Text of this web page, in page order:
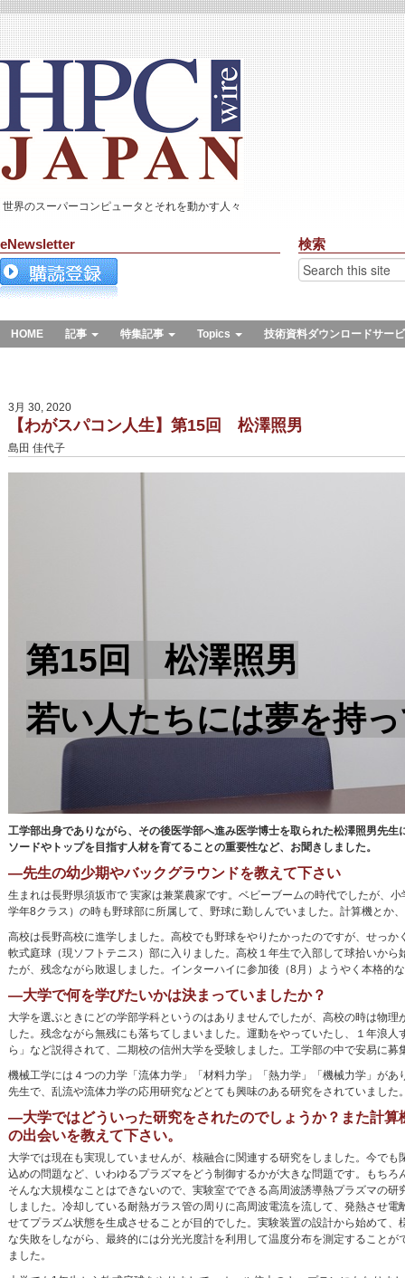
世界のスーパーコンピュータとそれを動かす人々
eNewsletter 検索
HOME 記事 特集記事 Topics 技術資料ダウンロードサー
3月 30, 2020
【わがスパコン人生】第15回 松澤照男
島田 佳代子
第15回 松澤照男
若い人たちには夢を持
工学部出身でありながら、その後医学部へ進み医学博士を取られた松澤照男先
ソードやトップを目指す人材を育てることの重要性など、お聞きしました。
―先生の幼少期やバックグラウンドを教えて下さい
生まれは長野県須坂市で 実家は兼業農家です。ベビーブームの時代でしたが、
学年8クラス）の時も野球部に所属して、野球に勤しんでいました。計算機とか
高校は長野高校に進学しました。高校でも野球をやりたかったのですが、せっ
軟式庭球（現ソフトテニス）部に入りました。高校１年生で入部して球拾いか
たが、残念ながら敗退しました。インターハイに参加後（8月）ようやく本格的
―大学で何を学びたいかは決まっていましたか？
大学を選ぶときにどの学部学科というのはありませんでしたが、高校の時は物
した。残念ながら無残にも落ちてしまいました。運動をやっていたし、１年浪
ら」など説得されて、二期校の信州大学を受験しました。工学部の中で安易に
機械工学には４つの力学「流体力学」「材料力学」「熱力学」「機械力学」が
先生で、乱流や流体力学の応用研究などとても興味のある研究をされていまし
―大学ではどういった研究をされたのでしょうか？また計算
の出会いを教えて下さい。
大学では現在も実現していませんが、核融合に関連する研究をしました。今でも
込めの問題など、いわゆるプラズマをどう制御するかが大きな問題です。もちろ
そんな大規模なことはできないので、実験室でできる高周波誘導熱プラズマの研
しました。冷却している耐熱ガラス管の周りに高周波電流を流して、発熱させ電
せてプラズム状態を生成させることが目的でした。実験装置の設計から始めて、
な失敗をしながら、最終的には分光光度計を利用して温度分布を測定することが
ました。